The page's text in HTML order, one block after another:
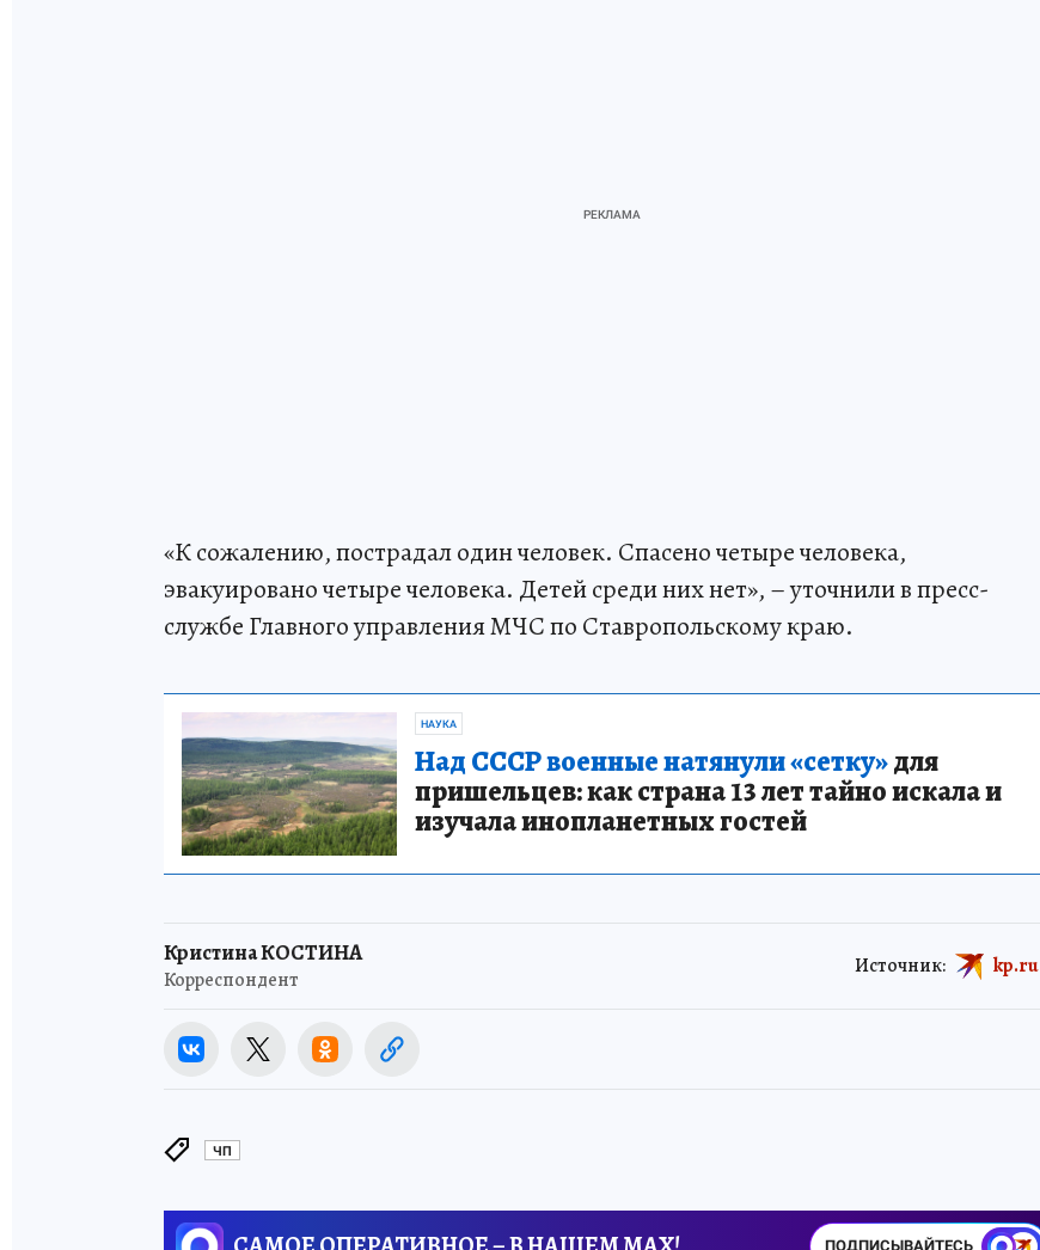
«К сожалению, пострадал один человек. Спасено четыре человека,
эвакуировано четыре человека. Детей среди них нет», – уточнили в пресс-
службе Главного управления МЧС по Ставропольскому краю.
НАУКА
Над СССР военные натянули «сетку»для
пришельцев: как страна 13 лет тайно искала и
изучала инопланетных гостей
Кристина КОСТИНА
Корреспондент
Источник: kp.ru
ЧП
ПОДПИСЫВАЙТЕСЬ